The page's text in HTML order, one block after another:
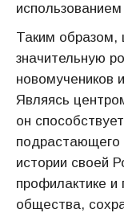
Таким образом,
значительную
новомучеников
Являясь
он
подрастающего
истории своей
профилактике и
общества,